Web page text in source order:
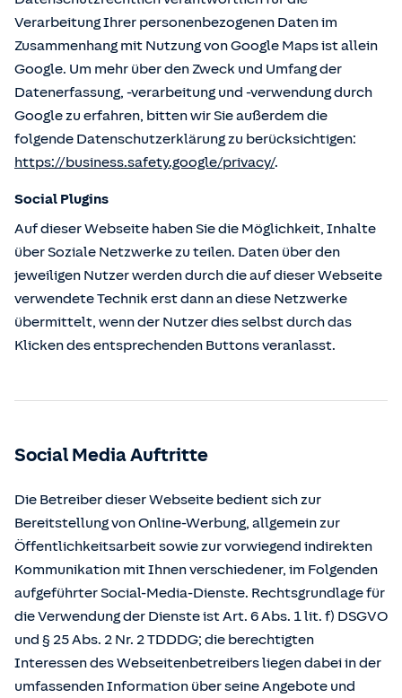
Verarbeitung Ihrer personenbezogenen Daten im
Zusammenhang mit Nutzung von Google Maps ist allein
Google. Um mehr über den Zweck und Umfang der
Datenerfassung, -verarbeitung und -verwendung durch
Google zu erfahren, bitten wir Sie außerdem die
folgende Datenschutzerklärung zu berücksichtigen:
https://business.safety.google/privacy/.
Social Plugins
Auf dieser Webseite haben Sie die Möglichkeit, Inhalte
über Soziale Netzwerke zu teilen. Daten über den
jeweiligen Nutzer werden durch die auf dieser Webseite
verwendete Technik erst dann an diese Netzwerke
übermittelt, wenn der Nutzer dies selbst durch das
Klicken des entsprechenden Buttons veranlasst.
Social Media Auftritte
Die Betreiber dieser Webseite bedient sich zur
Bereitstellung von Online-Werbung, allgemein zur
Öffentlichkeitsarbeit sowie zur vorwiegend indirekten
Kommunikation mit Ihnen verschiedener, im Folgenden
aufgeführter Social-Media-Dienste. Rechtsgrundlage für
die Verwendung der Dienste ist Art. 6 Abs. 1 lit. f) DSGVO
und § 25 Abs. 2 Nr. 2 TDDDG; die berechtigten
Interessen des Webseitenbetreibers liegen dabei in der
umfassenden Information über seine Angebote und